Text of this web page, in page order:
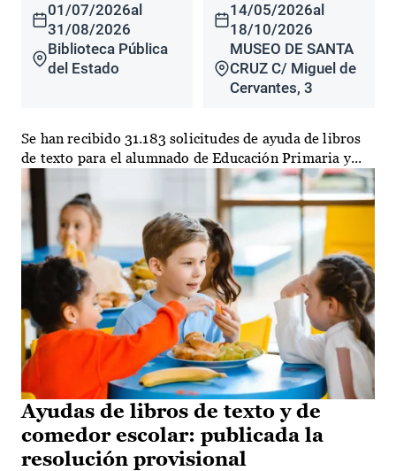
01/07/2026al
31/08/2026
Biblioteca Pública
del Estado
14/05/2026al
18/10/2026
MUSEO DE SANTA
CRUZ C/ Miguel de
Cervantes, 3
Ayudas de libros de texto y de
comedor escolar: publicada la
resolución provisional
Se han recibido 31.183 solicitudes de ayuda de libros
de texto para el alumnado de Educación Primaria y...